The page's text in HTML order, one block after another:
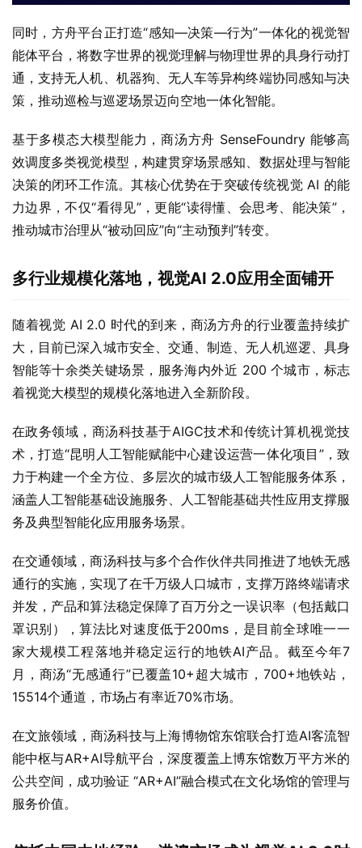
同时，方舟平台正打造“感知—决策—行为”一体化的视觉智
能体平台，将数字世界的视觉理解与物理世界的具身行动打
通，支持无人机、机器狗、无人车等异构终端协同感知与决
策，推动巡检与巡逻场景迈向空地一体化智能。
基于多模态大模型能力，商汤方舟 SenseFoundry 能够高
效调度多类视觉模型，构建贯穿场景感知、数据处理与智能
决策的闭环工作流。其核心优势在于突破传统视觉 AI 的能
力边界，不仅“看得见”，更能“读得懂、会思考、能决策”，
推动城市治理从“被动回应”向“主动预判”转变。
多行业规模化落地，视觉AI 2.0应用全面铺开
随着视觉 AI 2.0 时代的到来，商汤方舟的行业覆盖持续扩
大，目前已深入城市安全、交通、制造、无人机巡逻、具身
智能等十余类关键场景，服务海内外近 200 个城市，标志
着视觉大模型的规模化落地进入全新阶段。
在政务领域，商汤科技基于AIGC技术和传统计算机视觉技
术，打造“昆明人工智能赋能中心建设运营一体化项目”，致
力于构建一个全方位、多层次的城市级人工智能服务体系，
涵盖人工智能基础设施服务、人工智能基础共性应用支撑服
务及典型智能化应用服务场景。
在交通领域，商汤科技与多个合作伙伴共同推进了地铁无感
通行的实施，实现了在千万级人口城市，支撑万路终端请求
并发，产品和算法稳定保障了百万分之一误识率（包括戴口
罩识别），算法比对速度低于200ms，是目前全球唯一一
家大规模工程落地并稳定运行的地铁AI产品。截至今年7
月，商汤“无感通行”已覆盖10+超大城市，700+地铁站，
15514个通道，市场占有率近70%市场。
在文旅领域，商汤科技与上海博物馆东馆联合打造AI客流智
能中枢与AR+AI导航平台，深度覆盖上博东馆数万平方米的
公共空间，成功验证 “AR+AI”融合模式在文化场馆的管理与
服务价值。